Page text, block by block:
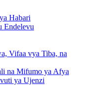
Habari
Endelevu
Vifaa vya Tiba, na
na Mifumo ya Afya
ya Ujenzi